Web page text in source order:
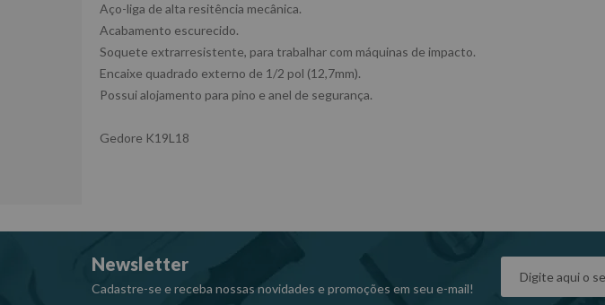
Aço-liga de alta resitência mecânica.
Acabamento escurecido.
Soquete extrarresistente, para trabalhar com máquinas de impacto.
Encaixe quadrado externo de 1/2 pol (12,7mm).
Possui alojamento para pino e anel de segurança.
Gedore K19L18
Newsletter
Cadastre-se e receba nossas novidades e promoções em seu e-mail!